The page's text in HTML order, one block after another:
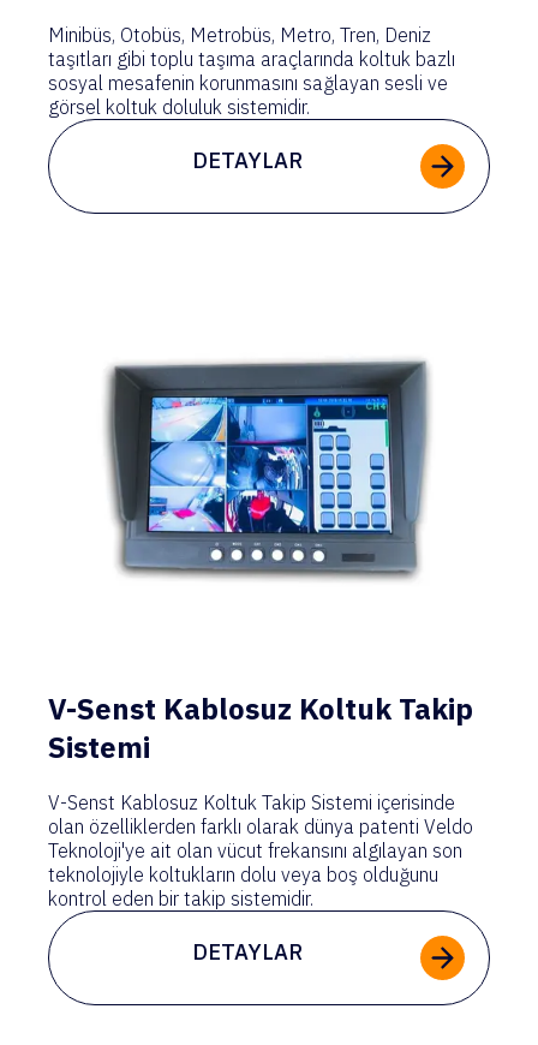
Minibüs, Otobüs, Metrobüs, Metro, Tren, Deniz
taşıtları gibi toplu taşıma araçlarında koltuk bazlı
sosyal mesafenin korunmasını sağlayan sesli ve
görsel koltuk doluluk sistemidir.
DETAYLAR
V-Senst Kablosuz Koltuk Takip
Sistemi
V-Senst Kablosuz Koltuk Takip Sistemi içerisinde
olan özelliklerden farklı olarak dünya patenti Veldo
Teknoloji'ye ait olan vücut frekansını algılayan son
teknolojiyle koltukların dolu veya boş olduğunu
kontrol eden bir takip sistemidir.
DETAYLAR